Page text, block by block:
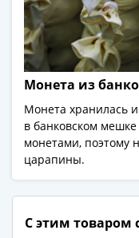
Шуйский
(1606-­
1610)
Борис
Годунов
(1598-­
1605)
Фёдор
Иванович
(1584-­
Монета из
Монета хранилась
в банковском
монетами, поэтому
царапины.
С этим товаром